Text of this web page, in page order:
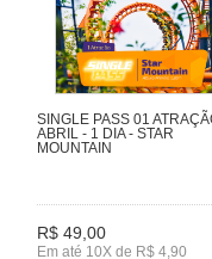
SINGLE PASS 01
ABRIL - 1 DIA - STAR
MOUNTAIN
R$ 49,00
Em até 10X de R$ 4,90